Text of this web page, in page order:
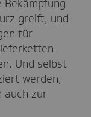
greift, und
für
Und selbst
werden,
auch zur